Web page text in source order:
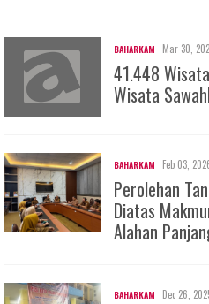
BAHARKAM Mar 30,
41.448
Wisata
BAHARKAM Feb 03,
Perolehan
Diatas
Alahan
BAHARKAM Dec 26,